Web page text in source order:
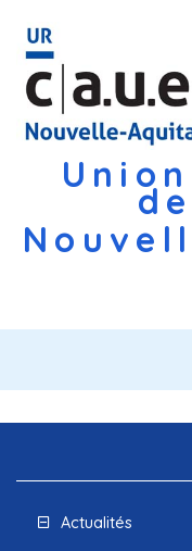
Actualités